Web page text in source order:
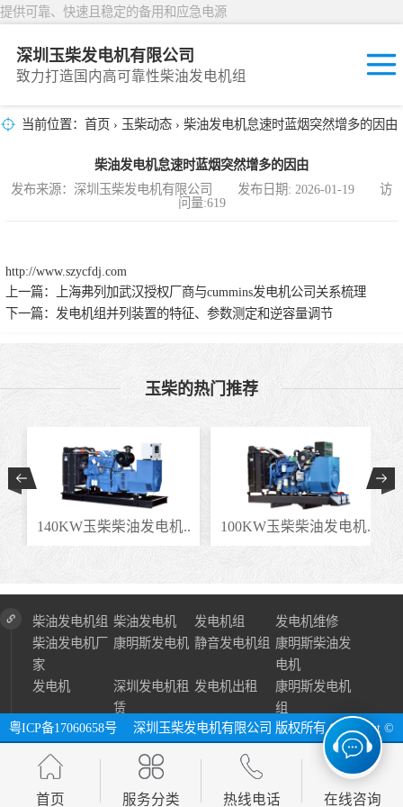
提供可靠、快速且稳定的备用和应急电源
深圳玉柴发电机有限公司
致力打造国内高可靠性柴油发电机组
当前位置： 首页 › 玉柴动态 › 柴油发电机怠速时蓝烟突然增多的因由
柴油发电机怠速时蓝烟突然增多的因由
发布来源：深圳玉柴发电机有限公司 发布日期: 2026-01-19 访
问量:619
http://www.szycfdj.com
上一篇：
上海弗列加武汉授权厂商与cummins发电机公司关系梳理
下一篇： 发电机组并列装置的特征、参数测定和逆容量调节
玉柴的热门推荐
140KW玉柴柴油发电机.. 100KW玉柴柴油发电机..
柴油发电机组 柴油发电机 发电机组
发电机维修
柴油发电机厂
家
康明斯发电机 静音发电机组 康明斯柴油发
电机
发电机
深圳发电机租
赁
发电机出租
康明斯发电机
组
粤ICP备17060658号
深圳玉柴发电机有限公司 版权所有 Copyright ©
2024 All Right Reserve ⓔ 网址：http://www.szycfdj.com网站地图
首页 服务分类 热线电话 在线咨询
固定开放式